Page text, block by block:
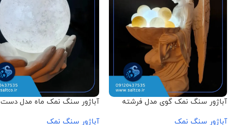
آباژور سنگ نمک گوی مدل فرشته
آباژور سنگ نمک
آباژور سنگ نمک ماه مدل دست
آباژور سنگ نمک